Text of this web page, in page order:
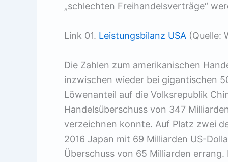
„schlechten Freihandelsverträge“
Link 01. Leistungsbilanz USA (Quelle:
Die Zahlen zum amerikanischen
inzwischen wieder bei gigantischen
Löwenanteil auf die Volksrepublik
Handelsüberschuss von 347
verzeichnen konnte. Auf Platz zwei
2016 Japan mit 69 Milliarden US-
Überschuss von 65 Milliarden